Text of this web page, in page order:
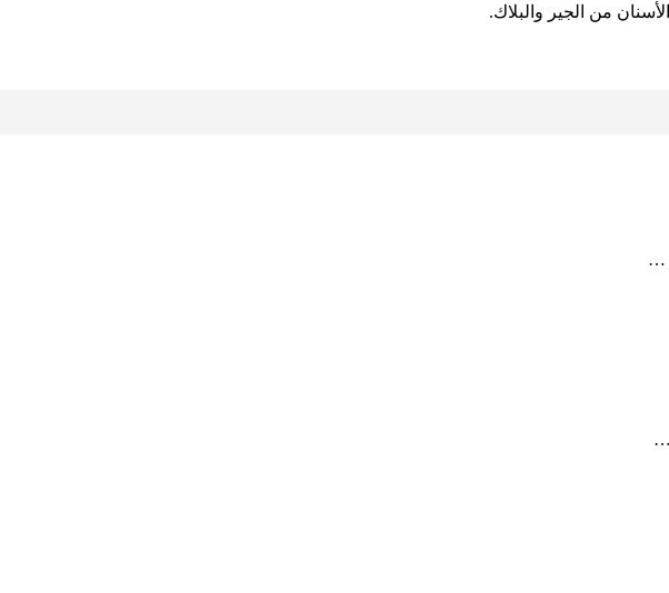
من الجير والبلاك.
…